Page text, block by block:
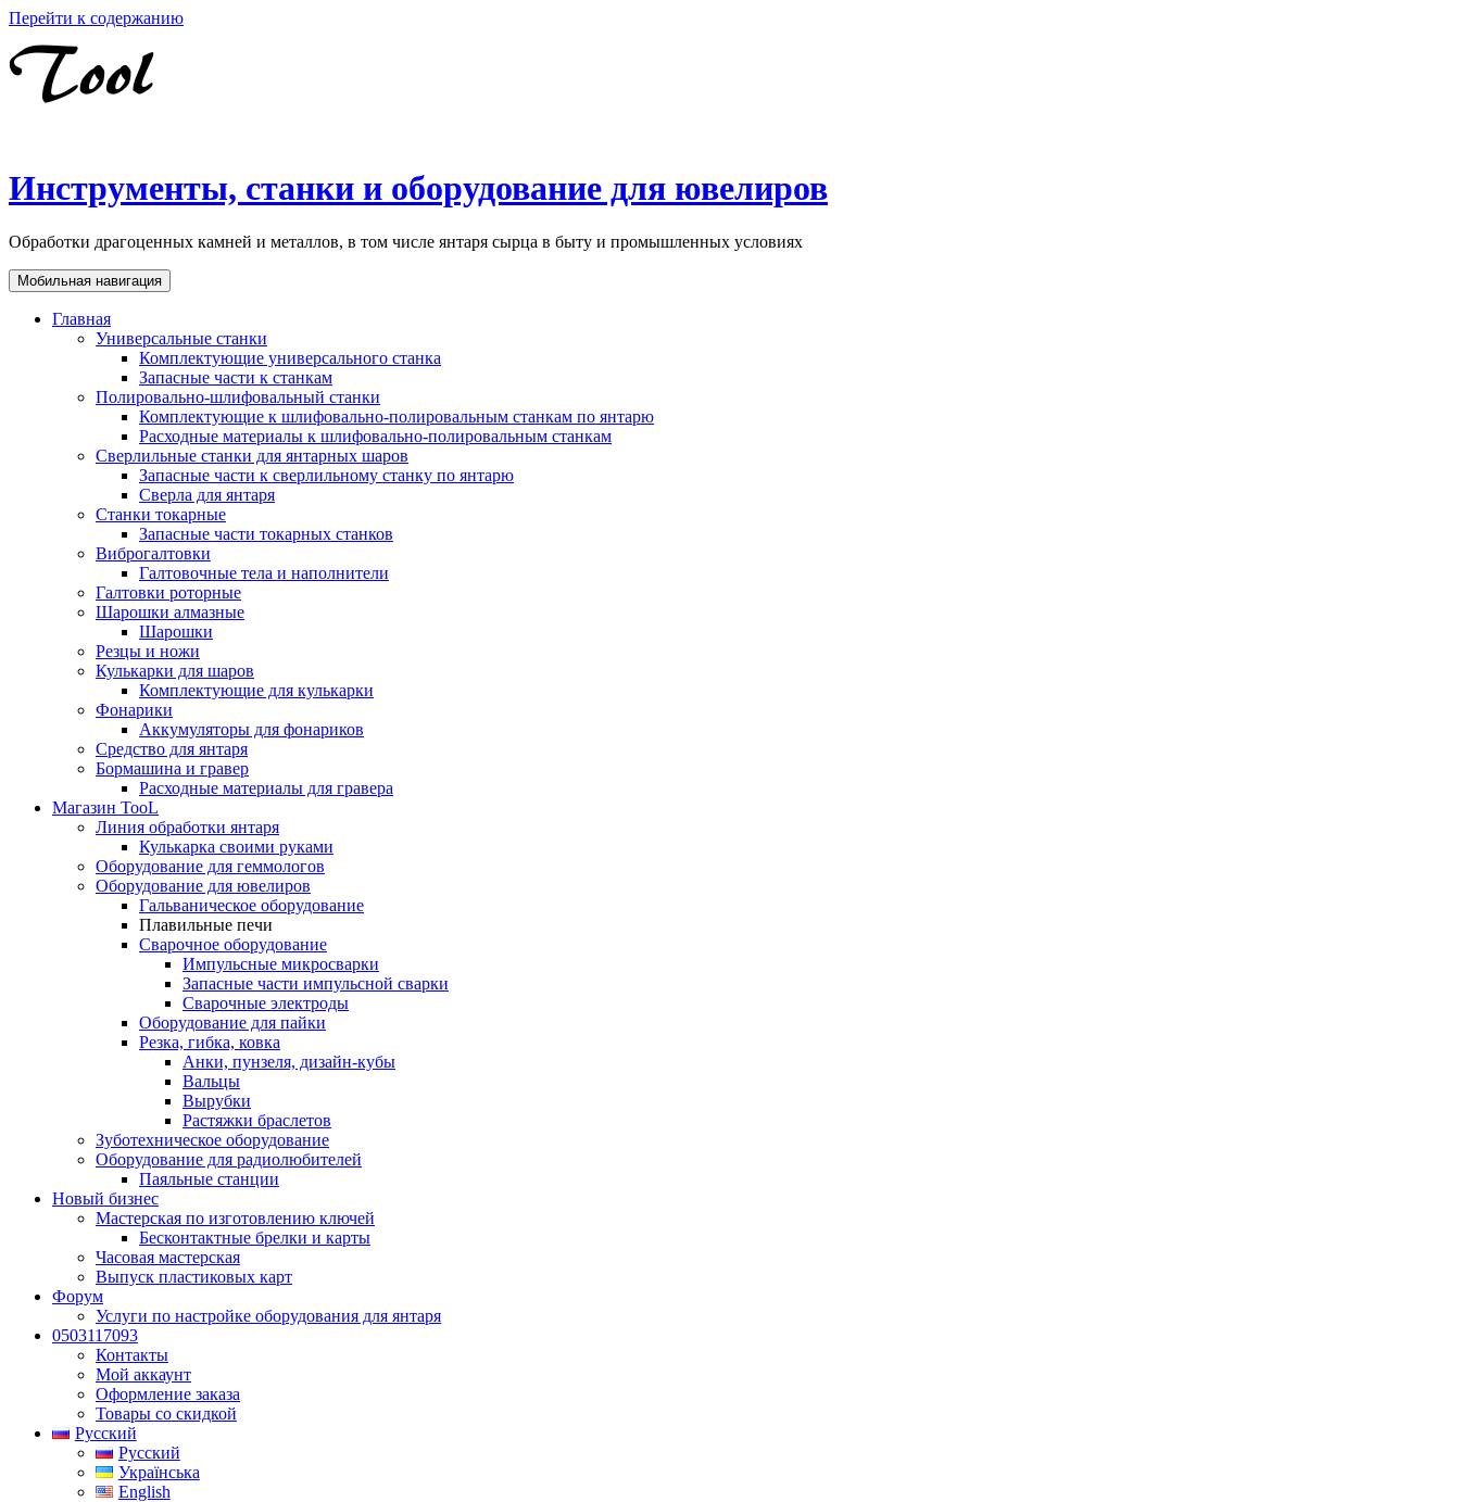
Перейти к содержанию
Инструменты, станки и оборудование для ювелиров
Обработки драгоценных камней и металлов, в том числе янтаря сырца в быту и промышленных условиях
Мобильная навигация
Главная
Универсальные станки
Комплектующие универсального станка
Запасные части к станкам
Полировально-шлифовальный станки
Комплектующие к шлифовально-полировальным станкам по янтарю
Расходные материалы к шлифовально-полировальным станкам
Сверлильные станки для янтарных шаров
Запасные части к сверлильному станку по янтарю
Сверла для янтаря
Станки токарные
Запасные части токарных станков
Виброгалтовки
Галтовочные тела и наполнители
Галтовки роторные
Шарошки алмазные
Шарошки
Резцы и ножи
Кулькарки для шаров
Комплектующие для кулькарки
Фонарики
Аккумуляторы для фонариков
Средство для янтаря
Бормашина и гравер
Расходные материалы для гравера
Магазин TooL
Линия обработки янтаря
Кулькарка своими руками
Оборудование для геммологов
Оборудование для ювелиров
Гальваническое оборудование
Плавильные печи
Сварочное оборудование
Импульсные микросварки
Запасные части импульсной сварки
Сварочные электроды
Оборудование для пайки
Резка, гибка, ковка
Анки, пунзеля, дизайн-кубы
Вальцы
Вырубки
Растяжки браслетов
Зуботехническое оборудование
Оборудование для радиолюбителей
Паяльные станции
Новый бизнес
Мастерская по изготовлению ключей
Бесконтактные брелки и карты
Часовая мастерская
Выпуск пластиковых карт
Форум
Услуги по настройке оборудования для янтаря
0503117093
Контакты
Мой аккаунт
Оформление заказа
Товары со скидкой
Русский
Русский
Українська
English